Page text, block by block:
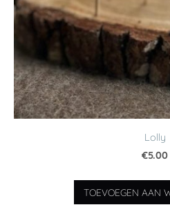
Lolly
€5.00
TOEVOEGEN AAN